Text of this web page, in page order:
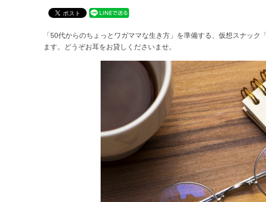
「50代からのちょっとワガママな生き方」を準備する、仮想スナック
ます。どうぞお耳をお貸しくださいませ。